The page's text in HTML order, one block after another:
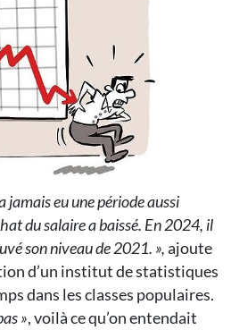
jamais eu une période aussi
du salaire a baissé. En 2024, il
son niveau de 2021. »,ajoute
d’un institut de statistiques
dans les classes populaires.
», voilà ce qu’on entendait